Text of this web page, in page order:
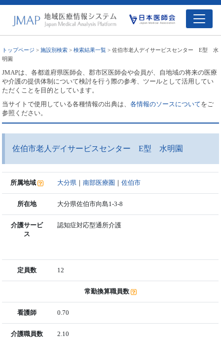
トップページ >施設別検索 >検索結果一覧 > 佐伯市老人デイサービスセンター E型 水
明園
JMAPは、各都道府県医師会、郡市区医師会や会員が、自地域の将来の医療
や介護の提供体制について検討を行う際の参考、ツールとして活用してい
ただくことを目的としています。
当サイトで使用している各種情報の出典は、各情報のソースについてをご
参照ください。
佐伯市老人デイサービスセンター E型 水明園
所属地域 大分県 ｜南部医療圏 ｜佐伯市
所在地 大分県佐伯市向島1-3-8
介護サービ
ス
認知症対応型通所介護
定員数 12
常勤換算職員数
看護師 0.70
介護職員数 2.10